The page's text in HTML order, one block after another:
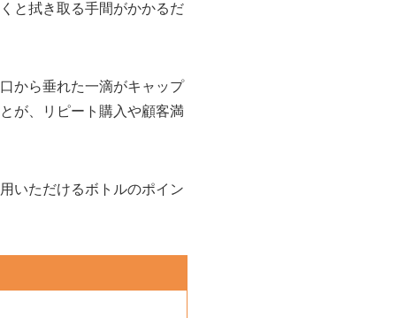
と拭き取る手間がかかるだ
から垂れた一滴がキャップ
が、リピート購入や顧客満
いただけるボトルのポイン